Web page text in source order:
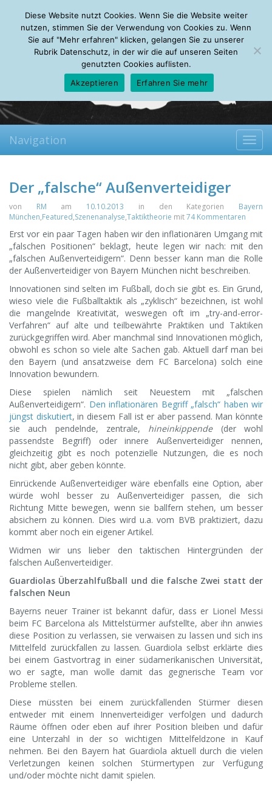
Saturday, 08.08.2026
Mein Account
About Autoren Leseempfehlungen FAQ
Navigation
Der „falsche“ Außenverteidiger
von RM am 10.10.2013 in den Kategorien Bayern
München,Featured,Szenenanalyse,Taktiktheorie mit74 Kommentaren
Erst vor ein paar Tagen haben wir den inflationären Umgang mit
„falschen Positionen“ beklagt, heute legen wir nach: mit den
„falschen Außenverteidigern“. Denn besser kann man die Rolle
der Außenverteidiger von Bayern München nicht beschreiben.
Innovationen sind selten im Fußball, doch sie gibt es. Ein Grund,
wieso viele die Fußballtaktik als „zyklisch“ bezeichnen, ist wohl
die mangelnde Kreativität, weswegen oft im „try-and-error-
Verfahren“ auf alte und teilbewährte Praktiken und Taktiken
zurückgegriffen wird. Aber manchmal sind Innovationen möglich,
obwohl es schon so viele alte Sachen gab. Aktuell darf man bei
den Bayern (und ansatzweise dem FC Barcelona) solch eine
Innovation bewundern.
Diese spielen nämlich seit Neuestem mit „falschen
Außenverteidigern“. Den inflationären Begriff „falsch“ haben wir
jüngst diskutiert, in diesem Fall ist er aber passend. Man könnte
sie auch pendelnde, zentrale, hineinkippende(der wohl
passendste Begriff) oder innere Außenverteidiger nennen,
gleichzeitig gibt es noch potenzielle Nutzungen, die es noch
nicht gibt, aber geben könnte.
Einrückende Außenverteidiger wäre ebenfalls eine Option, aber
würde wohl besser zu Außenverteidiger passen, die sich
Richtung Mitte bewegen, wenn sie ballfern stehen, um besser
absichern zu können. Dies wird u.a. vom BVB praktiziert, dazu
kommt aber noch ein eigener Artikel.
Widmen wir uns lieber den taktischen Hintergründen der
falschen Außenverteidiger.
Guardiolas Überzahlfußball und die falsche Zwei statt der
falschen Neun
Bayerns neuer Trainer ist bekannt dafür, dass er Lionel Messi
beim FC Barcelona als Mittelstürmer aufstellte, aber ihn anwies
diese Position zu verlassen, sie verwaisen zu lassen und sich ins
Mittelfeld zurückfallen zu lassen. Guardiola selbst erklärte dies
bei einem Gastvortrag in einer südamerikanischen Universität,
wo er sagte, man wolle damit das gegnerische Team vor
Probleme stellen.
Diese müssten bei einem zurückfallenden Stürmer diesen
entweder mit einem Innenverteidiger verfolgen und dadurch
Räume öffnen oder eben auf ihrer Position bleiben und dafür
eine Unterzahl in der so wichtigen Mittelfeldzone in Kauf
nehmen. Bei den Bayern hat Guardiola aktuell durch die vielen
Verletzungen keinen solchen Stürmertypen zur Verfügung
und/oder möchte nicht damit spielen.
Diese Website nutzt Cookies. Wenn Sie die Website weiter
nutzen, stimmen Sie der Verwendung von Cookies zu. Wenn
Sie auf "Mehr erfahren" klicken, gelangen Sie zu unserer
Rubrik Datenschutz, in der wir die auf unseren Seiten
genutzten Cookies auflisten.
Akzeptieren
Erfahren Sie mehr